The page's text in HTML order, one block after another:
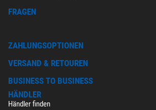
FRAGEN
ZAHLUNGSOPTIONEN
VERSAND & RETOUREN
BUSINESS TO BUSINESS
HÄNDLER
Händler finden